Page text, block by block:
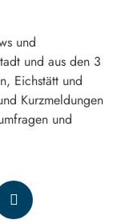
und
und aus den 3
Eichstätt und
Kurzmeldungen
und